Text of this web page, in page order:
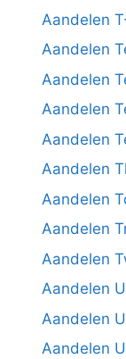
Aandelen
Aandelen
Aandelen
Aandelen
Aandelen
Aandelen
Aandelen
Aandelen
Aandelen
Aandelen
Aandelen
Aandelen